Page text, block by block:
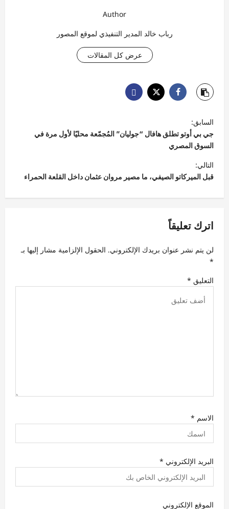
Author
رباب خالد المدير التنفيذي لموقع المصور
عرض كل المقالات
ت
ص
فّ
ح
ا
ل
ق
ل
ا
ت
السابق:
جي بي أوتو تطلق هافال “جوليان” المُجمّعة محليًا لأول مرة في
السوق المصري
التالي:
قبل الميركاتو الصيفي، ما مصير مروان عثمان داخل القلعة الحمراء
اترك تعليقاً
لن يتم نشر عنوان بريدك الإلكتروني. الحقول الإلزامية مشار إليها بـ
*
التعليق *
الاسم *
البريد الإلكتروني *
الموقع الإلكتروني